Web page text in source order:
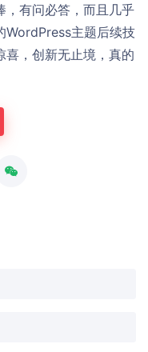
，有问必答，而且几乎
WordPress主题后续技
喜，创新无止境，真的